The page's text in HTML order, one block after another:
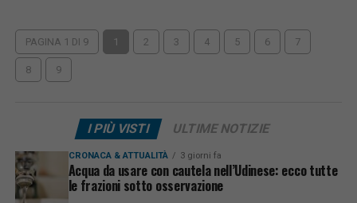
PAGINA 1 DI 9 1 2 3 4 5 6 7
8 9
I PIÙ VISTI ULTIME NOTIZIE
CRONACA & ATTUALITÀ 3 giorni fa
Acqua da usare con cautela nell’Udinese: ecco tutte
le frazioni sotto osservazione